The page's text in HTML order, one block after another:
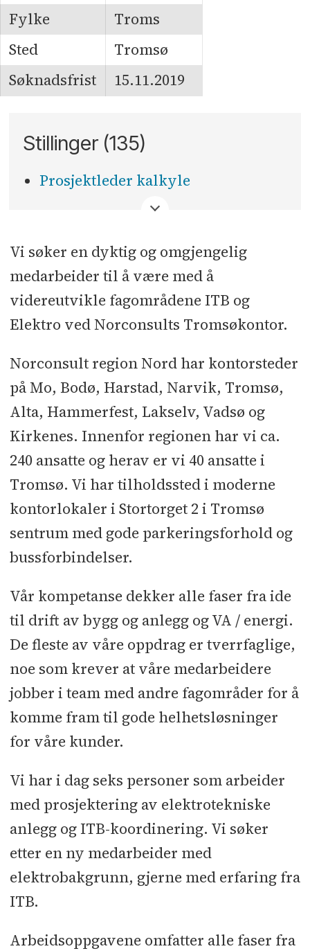
Fylke
Troms
Sted
Tromsø
Søknadsfrist
15.11.2019
Stillinger (135)
Prosjektleder kalkyle
Vi søker en dyktig og omgjengelig
medarbeider til å være med å
videreutvikle fagområdene ITB og
Elektro ved Norconsults Tromsøkontor.
Norconsult region Nord har kontorsteder
på Mo, Bodø, Harstad, Narvik, Tromsø,
Alta, Hammerfest, Lakselv, Vadsø og
Kirkenes. Innenfor regionen har vi ca.
240 ansatte og herav er vi 40 ansatte i
Tromsø. Vi har tilholdssted i moderne
kontorlokaler i Stortorget 2 i Tromsø
sentrum med gode parkeringsforhold og
bussforbindelser.
Vår kompetanse dekker alle faser fra ide
til drift av bygg og anlegg og VA / energi.
De fleste av våre oppdrag er tverrfaglige,
noe som krever at våre medarbeidere
jobber i team med andre fagområder for å
komme fram til gode helhetsløsninger
for våre kunder.
Vi har i dag seks personer som arbeider
med prosjektering av elektrotekniske
anlegg og ITB-koordinering. Vi søker
etter en ny medarbeider med
elektrobakgrunn, gjerne med erfaring fra
ITB.
Arbeidsoppgavene omfatter alle faser fra